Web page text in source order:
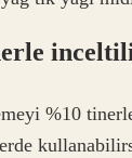
%10